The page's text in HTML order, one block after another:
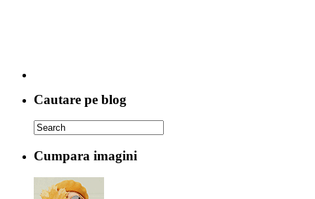
Cautare pe blog
Cumpara imagini